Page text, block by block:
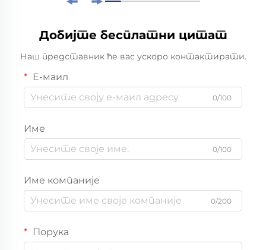
Добијте бесплатни цитат
Наш представник ће вас ускоро контактирати.
Е-маил
0/100
Име
0/100
Име компаније
0/200
Порука